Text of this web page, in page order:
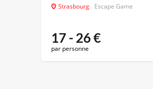
Strasbourg Escape Game
17 - 26€
par personne